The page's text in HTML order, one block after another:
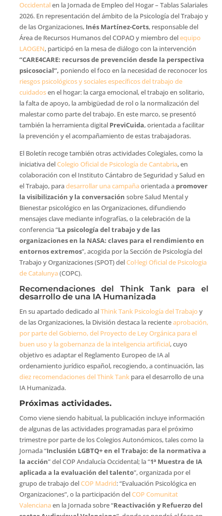
Occidentalen la Jornada de Empleo del Hogar – Tablas Salariales
2026. En representación del ámbito de la Psicología del Trabajo y
de las Organizaciones, Inés Martínez-Corts, responsable del
Área de Recursos Humanos del COPAO y miembro delequipo
LAOGEN, participó en la mesa de diálogo con la intervención
“CARE4CARE: recursos de prevención desde la perspectiva
psicosocial”, poniendo el foco en la necesidad de reconocer los
riesgos psicológicos y sociales específicos del trabajo de
cuidadosen el hogar: la carga emocional, el trabajo en solitario,
la falta de apoyo, la ambigüedad de rol o la normalización del
malestar como parte del trabajo. En este marco, se presentó
también la herramienta digital PreviCuida, orientada a facilitar
la prevención y el acompañamiento de estas trabajadoras.
El Boletín recoge también otras actividades Colegiales, como la
iniciativa delColegio Oficial de Psicología de Cantabria, en
colaboración con el Instituto Cántabro de Seguridad y Salud en
el Trabajo, paradesarrollar una campañaorientada a promover
la visibilización y la conversación sobre Salud Mental y
Bienestar psicológico en las Organizaciones, difundiendo
mensajes clave mediante infografías, o la celebración de la
conferencia “La psicología del trabajo y de las
organizaciones en la NASA: claves para el rendimiento en
entornos extremos”, acogida por la Sección de Psicología del
Trabajo y Organizaciones (SPOT) delCol·legi Oficial de Psicologia
de Catalunya(COPC).
Recomendaciones del Think Tank para el
desarrollo de una IA Humanizada
En su apartado dedicado alThink Tank Psicología del Trabajo y
de las Organizaciones, la División destaca la recienteaprobación,
por parte del Gobierno, del Proyecto de Ley Orgánica para el
buen uso y la gobernanza de la inteligencia artificial, cuyo
objetivo es adaptar el Reglamento Europeo de IA al
ordenamiento jurídico español, recogiendo, a continuación, las
diez recomendaciones del Think Tankpara el desarrollo de una
IA Humanizada.
Próximas actividades.
Como viene siendo habitual, la publicación incluye información
de algunas de las actividades programadas para el próximo
trimestre por parte de los Colegios Autonómicos, tales como la
Jornada “Inclusión LGBTQ+ en el Trabajo: de la normativa a
la acción” del COP Andalucía Occidental; la “1ª Muestra de IA
aplicada a la evaluación del talento”, organizada por el
grupo de trabajo delCOP Madrid: “Evaluación Psicológica en
Organizaciones”, o la participación delCOP Comunitat
Valencianaen la Jornada sobre “Reactivación y Refuerzo del